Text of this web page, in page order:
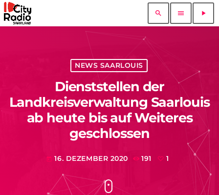
search menu play_arrow
NEWS SAARLOUIS
Dienststellen der
Landkreisverwaltung Saarlouis
ab heute bis auf Weiteres
geschlossen
today 16. DEZEMBER 2020 191 1